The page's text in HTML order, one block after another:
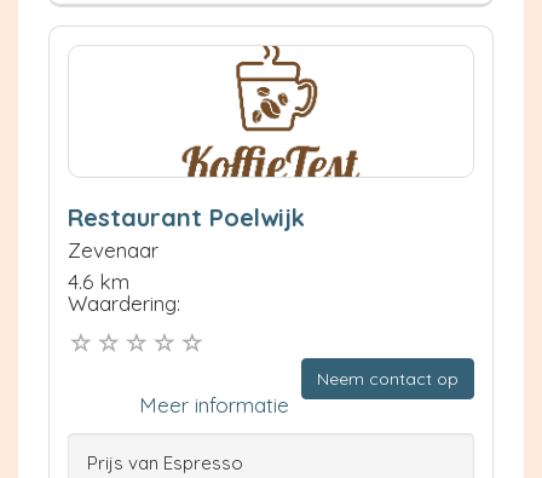
Restaurant Poelwijk
Zevenaar
4.6 km
Waardering:
Neem contact op
Meer informatie
Prijs van Espresso